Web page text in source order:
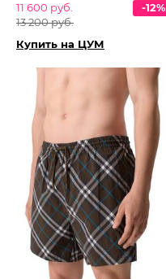
11 600 руб.
13 200 руб.
-12%
Купить на ЦУМ